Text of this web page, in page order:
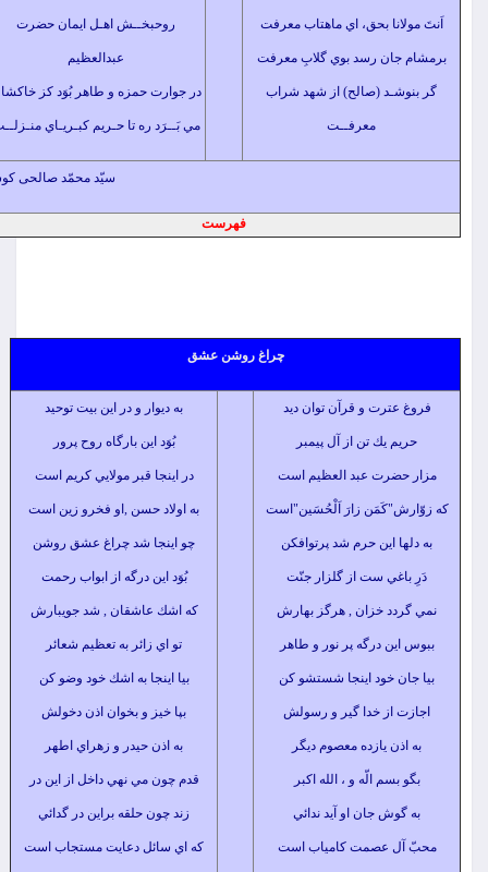
بحق، اي ماهتاب معرفت
رسد بوي گلابِ معرفت
(صالح) از شهد شراب
روحبخــش اهـل ايمان حضرت
در جوارت حمزه و طاهر بُوَد كز خاكشان
مي بَــرَد ره تا حـريم كبـريـاي منـزلــت
سیّد محمّد صالحی کوشا
چراغ روشن عشق
و قرآن توان ديد
يك تن از آل پيمبر
عبد العظيم است
زارَ اَلْحُسَين"است
اين حرم شد پرتوافكن
ست از گلزار جنّت
خزان , هرگز بهارش
درگه پر نور و طاهر
خود اينجا شستشو كن
از خدا گير و رسولش
يازده معصوم ديگر
الّه و ، الله اكبر
جان او آيد ندائي
عصمت كامياب است
به ديوار و در اين بيت توحيد
بُوَد اين بارگاه روح پرور
در اينجا قبر مولايي كريم است
به اولاد حسن ,او فخرو زين است
چو اينجا شد چراغ عشق روشن
بُوَد اين درگه از ابواب رحمت
كه اشك عاشقان , شد جويبارش
تو اي زائر به تعظيم شعائر
بيا اينجا به اشك خود وضو كن
بپا خيز و بخوان اذن دخولش
به اذن حيدر و زهراي اطهر
قدم چون مي نهي داخل از اين در
زند چون حلقه براين در گدائي
كه اي سائل دعايت مستجاب است